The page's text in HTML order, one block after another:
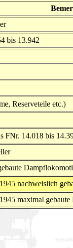
bis 13.942
Reserveteile etc.)
FNr. 14.018 bis
nachweislich
maximal